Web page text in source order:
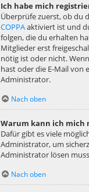
Ich habe mich
Überprüfe zuerst, ob du
COPPAaktiviert ist und
folgen, die du erhalten
Mitglieder erst
nötig ist oder nicht.
hast oder die E-Mail von
Administrator.
Nach oben
Warum kann ich mich
Dafür gibt es viele
Administrator, um
Administrator lösen
Nach oben